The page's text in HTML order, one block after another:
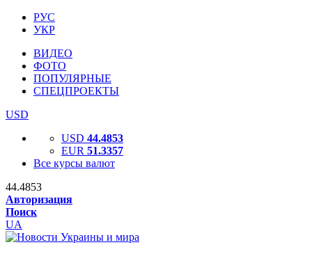
РУС
УКР
ВИДЕО
ФОТО
ПОПУЛЯРНЫЕ
СПЕЦПРОЕКТЫ
USD
USD 44.4853
EUR 51.3357
Все курсы валют
44.4853
Авторизация
Поиск
UA